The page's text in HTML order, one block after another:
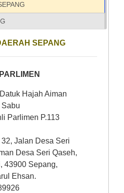
SEPANG
Hajah Aiman
Parlimen P.113
Jalan Desa Seri
Desa Seri Qaseh,
43900 Sepang,
Ehsan.